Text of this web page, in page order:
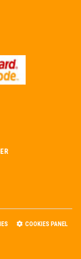
COOKIES PANEL